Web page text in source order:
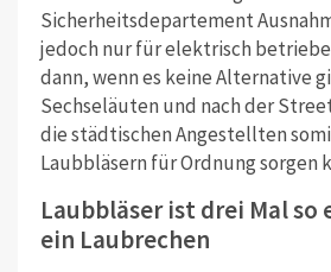
Sicherheitsdepartement
jedoch nur für elektrisch
dann, wenn es keine Alternative
Sechseläuten und nach der
die städtischen Angestellten
Laubbläsern für Ordnung sorgen
Laubbläser ist drei Mal
ein Laubrechen